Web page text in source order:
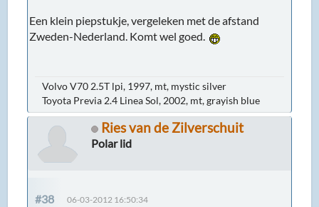
Een klein piepstukje, vergeleken met de afstand
Zweden-Nederland. Komt wel goed.
Volvo V70 2.5T lpi, 1997, mt, mystic silver
Toyota Previa 2.4 Linea Sol, 2002, mt, grayish blue
Ries van de Zilverschuit
Polar lid
#38 06-03-2012 16:50:34